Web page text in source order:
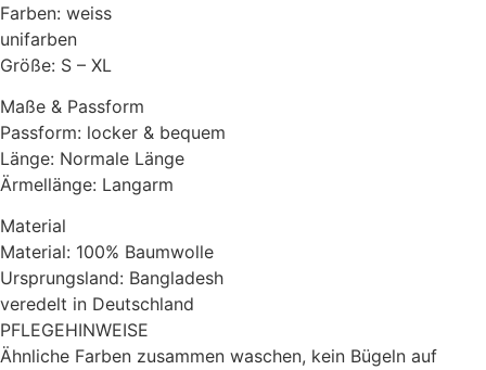
Farben: weiss
unifarben
Größe: S – XL
Maße & Passform
Passform: locker & bequem
Länge: Normale Länge
Ärmellänge: Langarm
Material
Material: 100% Baumwolle
Ursprungsland: Bangladesh
veredelt in Deutschland
PFLEGEHINWEISE
Ähnliche Farben zusammen waschen, kein Bügeln auf